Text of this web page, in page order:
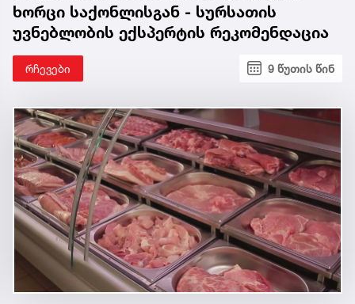
ხორცი საქონლისგან - სურსათის
უვნებლობის ექსპერტის რეკომენდაცია
რჩევები 9 წუთის წინ